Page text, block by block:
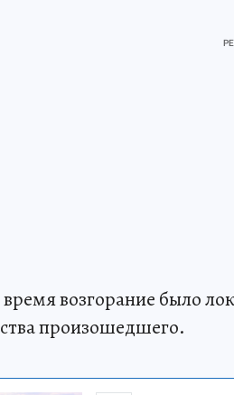
возгорание было
произошедшего.